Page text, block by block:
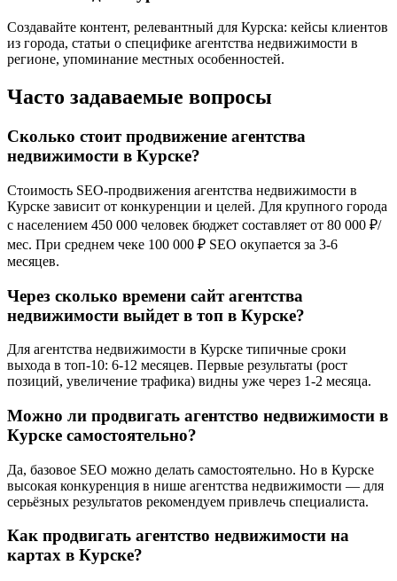
Создавайте контент, релевантный для Курска: кейсы клиентов
из города, статьи о специфике агентства недвижимости в
регионе, упоминание местных особенностей.
Часто задаваемые вопросы
Сколько стоит продвижение агентства
недвижимости в Курске?
Стоимость SEO-продвижения агентства недвижимости в
Курске зависит от конкуренции и целей. Для крупного города
с населением 450 000 человек бюджет составляет от 80 000 ₽/
мес. При среднем чеке 100 000 ₽ SEO окупается за 3-6
месяцев.
Через сколько времени сайт агентства
недвижимости выйдет в топ в Курске?
Для агентства недвижимости в Курске типичные сроки
выхода в топ-10: 6-12 месяцев. Первые результаты (рост
позиций, увеличение трафика) видны уже через 1-2 месяца.
Можно ли продвигать агентство недвижимости в
Курске самостоятельно?
Да, базовое SEO можно делать самостоятельно. Но в Курске
высокая конкуренция в нише агентства недвижимости — для
серьёзных результатов рекомендуем привлечь специалиста.
Как продвигать агентство недвижимости на
картах в Курске?